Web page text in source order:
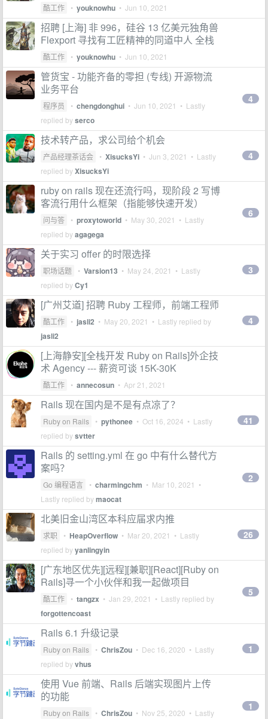
酷工作 • youknowhu • Jun 10, 2021
招聘 [上海] 非 996，硅谷 13 亿美元独角兽
Flexport 寻找有工匠精神的同道中人 全栈
酷工作 • youknowhu • Jun 10, 2021
管货宝 - 功能齐备的零担 (专线) 开源物流
业务平台
程序员 • chengdonghui • Jun 10, 2021 • Lastly
replied byserco
4
技术转产品，求公司给个机会
产品经理茶话会 • XisucksYi • Jun 3, 2021 • Lastly
replied byXisucksYi
4
ruby on rails 现在还流行吗，现阶段 2 写博
客流行用什么框架（指能够快速开发）
问与答 • proxytoworld • May 30, 2021 • Lastly
replied byagagega
6
关于实习 offer 的时限选择
职场话题 • Varsion13 • May 24, 2021 • Lastly
replied byCy1
3
[广州艾道] 招聘 Ruby 工程师，前端工程师
酷工作 • jasli2 • May 20, 2021 • Lastly replied by
jasli2
4
[上海静安][全栈开发 Ruby on Rails]外企技
术 Agency --- 薪资可谈 15K-30K
酷工作 • annecosun • Apr 21, 2021
Rails 现在国内是不是有点凉了？
Ruby on Rails • pythonee • Oct 16, 2024 • Lastly
replied bysvtter
41
Rails 的 setting.yml 在 go 中有什么替代方
案吗？
Go 编程语言 • charmingchm • Mar 10, 2021 •
Lastly replied bymaocat
2
北美旧金山湾区本科应届求内推
求职 • HeapOverflow • Mar 20, 2021 • Lastly
replied byyanlingyin
26
[广东地区优先][远程][兼职][React][Ruby on
Rails]寻一个小伙伴和我一起做项目
酷工作 • tangzx • Jan 29, 2021 • Lastly replied by
forgottencoast
5
Rails 6.1 升级记录
Ruby on Rails • ChrisZou • Dec 16, 2020 • Lastly
replied byvhus
1
使用 Vue 前端、Rails 后端实现图片上传
的功能
Ruby on Rails • ChrisZou • Nov 25, 2020 • Lastly
1